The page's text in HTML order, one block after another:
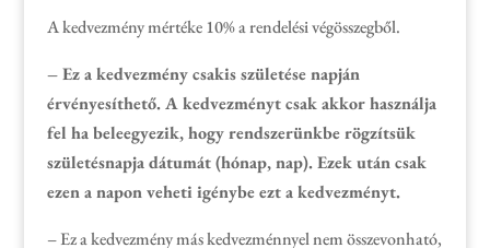
A kedvezmény mértéke 10% a rendelési végösszegből.
– Ez a kedvezmény csakis születése napján
érvényesíthető. A kedvezményt csak akkor használja
fel ha beleegyezik, hogy rendszerünkbe rögzítsük
születésnapja dátumát (hónap, nap). Ezek után csak
ezen a napon veheti igénybe ezt a kedvezményt.
– Ez a kedvezmény más kedvezménnyel nem összevonható,